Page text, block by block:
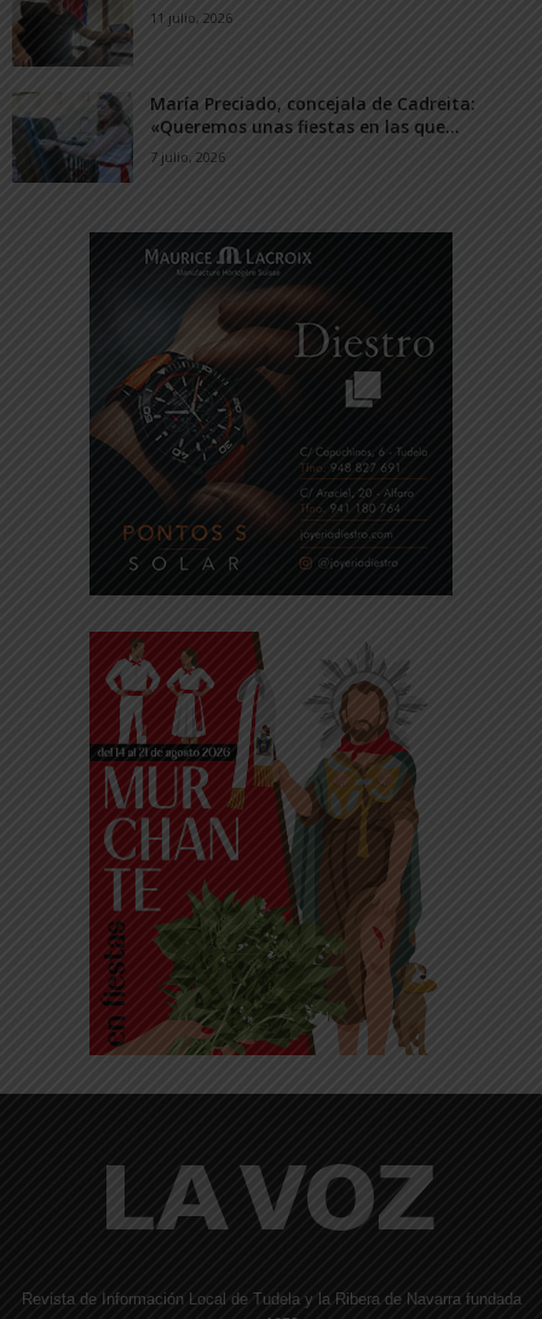
11 julio, 2026
María Preciado, concejala de Cadreita:
«Queremos unas fiestas en las que...
7 julio, 2026
Revista de Información Local de Tudela y la Ribera de Navarra fundada